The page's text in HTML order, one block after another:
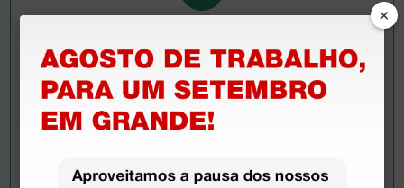
Pergunte a um colega
Ainda tem dúvidas?Necessita de mais
colegas que já adquiriram este produto.
×